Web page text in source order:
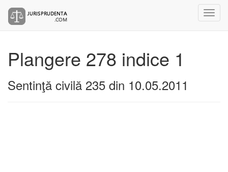
Plangere 278 indice 1
Sentinţă civilă 235 din 10.05.2011